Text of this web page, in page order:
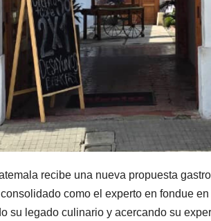
recibe una nueva propuesta
como el experto en fondue
su legado culinario y acercando su